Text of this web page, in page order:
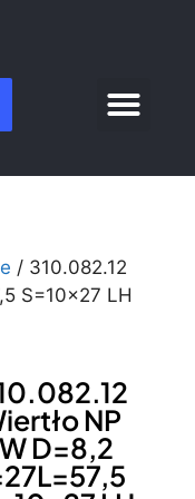
/ 310.082.12
S=10×27 LH
NP
D=8,2